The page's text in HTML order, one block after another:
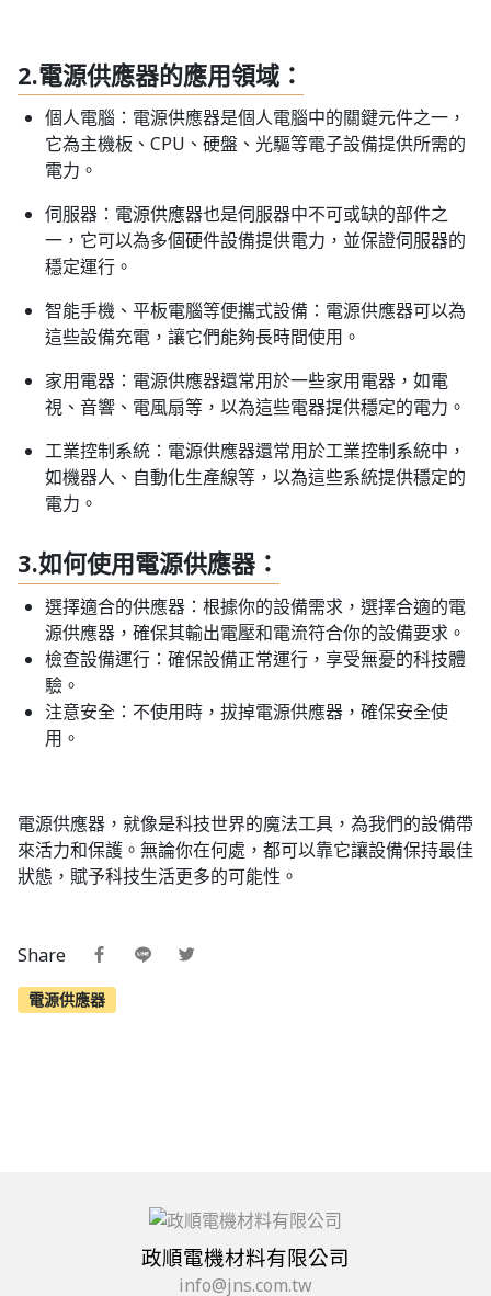
2.電源供應器的應用領域：
個人電腦：電源供應器是個人電腦中的關鍵元件之一，
它為主機板、CPU、硬盤、光驅等電子設備提供所需的
電力。
伺服器：電源供應器也是伺服器中不可或缺的部件之
一，它可以為多個硬件設備提供電力，並保證伺服器的
穩定運行。
智能手機、平板電腦等便攜式設備：電源供應器可以為
這些設備充電，讓它們能夠長時間使用。
家用電器：電源供應器還常用於一些家用電器，如電
視、音響、電風扇等，以為這些電器提供穩定的電力。
工業控制系統：電源供應器還常用於工業控制系統中，
如機器人、自動化生產線等，以為這些系統提供穩定的
電力。
3.如何使用電源供應器：
選擇適合的供應器：根據你的設備需求，選擇合適的電
源供應器，確保其輸出電壓和電流符合你的設備要求。
檢查設備運行：確保設備正常運行，享受無憂的科技體
驗。
注意安全：不使用時，拔掉電源供應器，確保安全使
用。
電源供應器，就像是科技世界的魔法工具，為我們的設備帶
來活力和保護。無論你在何處，都可以靠它讓設備保持最佳
狀態，賦予科技生活更多的可能性。
Share
電源供應器
政順電機材料有限公司
info@jns.com.tw